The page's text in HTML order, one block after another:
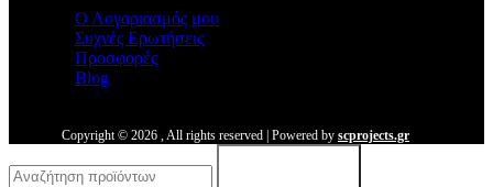
Ο Λογαριασμός μου
Συχνές Ερωτήσεις
Προσφορές
Blog
Copyright © 2026 , All rights reserved | Powered by scprojects.gr